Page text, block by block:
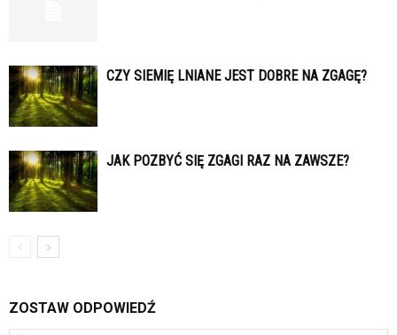
CZY SIEMIĘ LNIANE JEST DOBRE NA ZGAGĘ?
JAK POZBYĆ SIĘ ZGAGI RAZ NA ZAWSZE?
ZOSTAW ODPOWIEDŹ